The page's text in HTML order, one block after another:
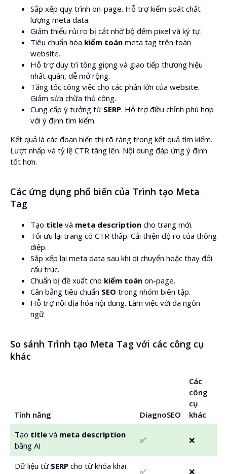
Sắp xếp quy trình on-page. Hỗ trợ kiểm soát chất
lượng meta data.
Giảm thiểu rủi ro bị cắt nhờ bộ đếm pixel và ký tự.
Tiêu chuẩn hóa kiểm toán meta tag trên toàn
website.
Hỗ trợ duy trì tông giọng và giao tiếp thương hiệu
nhất quán, dễ mở rộng.
Tăng tốc công việc cho các phần lớn của website.
Giảm sửa chữa thủ công.
Cung cấp ý tưởng từ SERP. Hỗ trợ điều chỉnh phù hợp
với ý định tìm kiếm.
Kết quả là các đoạn hiển thị rõ ràng trong kết quả tìm kiếm.
Lượt nhấp và tỷ lệ CTR tăng lên. Nội dung đáp ứng ý định
tốt hơn.
Các ứng dụng phổ biến của Trình tạo Meta
Tag
Tạo title và meta description cho trang mới.
Tối ưu lại trang có CTR thấp. Cải thiện độ rõ của thông
điệp.
Sắp xếp lại meta data sau khi di chuyển hoặc thay đổi
cấu trúc.
Chuẩn bị đề xuất cho kiểm toán on-page.
Cân bằng tiêu chuẩn SEO trong nhóm biên tập.
Hỗ trợ nội địa hóa nội dung. Làm việc với đa ngôn
ngữ.
So sánh Trình tạo Meta Tag với các công cụ
khác
Tính năng DiagnoSEO
Các
công
cụ
khác
Tạo title và meta description
bằng AI
✅ ❌
Dữ liệu từ SERP cho từ khóa khai
✅ ❌